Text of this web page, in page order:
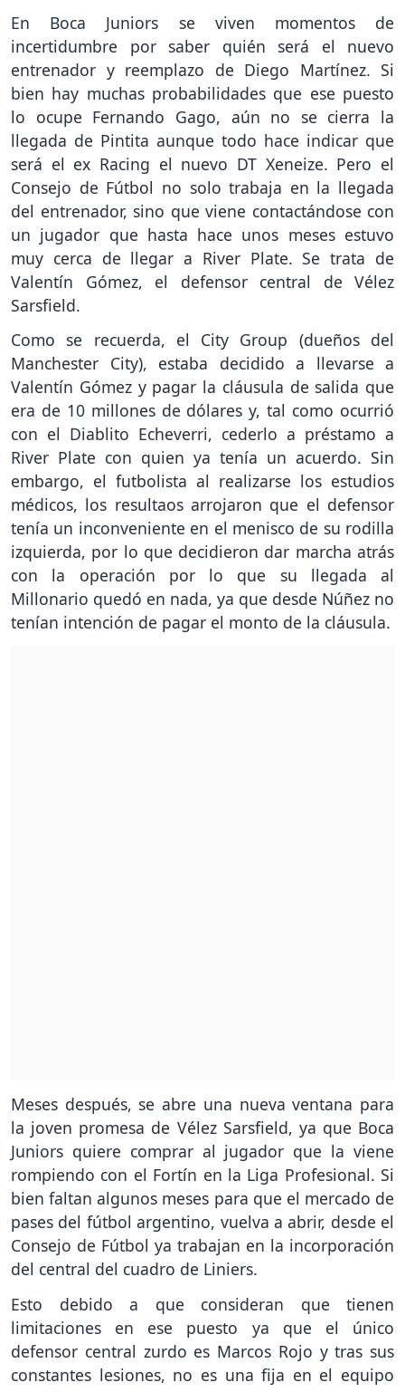
En Boca Juniors se viven momentos de
incertidumbre por saber quién será el nuevo
entrenador y reemplazo de Diego Martínez. Si
bien hay muchas probabilidades que ese puesto
lo ocupe Fernando Gago, aún no se cierra la
llegada de Pintita aunque todo hace indicar que
será el ex Racing el nuevo DT Xeneize. Pero el
Consejo de Fútbol no solo trabaja en la llegada
del entrenador, sino que viene contactándose con
un jugador que hasta hace unos meses estuvo
muy cerca de llegar a River Plate. Se trata de
Valentín Gómez, el defensor central de Vélez
Sarsfield.
Como se recuerda, el City Group (dueños del
Manchester City), estaba decidido a llevarse a
Valentín Gómez y pagar la cláusula de salida que
era de 10 millones de dólares y, tal como ocurrió
con el Diablito Echeverri, cederlo a préstamo a
River Plate con quien ya tenía un acuerdo. Sin
embargo, el futbolista al realizarse los estudios
médicos, los resultaos arrojaron que el defensor
tenía un inconveniente en el menisco de su rodilla
izquierda, por lo que decidieron dar marcha atrás
con la operación por lo que su llegada al
Millonario quedó en nada, ya que desde Núñez no
tenían intención de pagar el monto de la cláusula.
Meses después, se abre una nueva ventana para
la joven promesa de Vélez Sarsfield, ya que Boca
Juniors quiere comprar al jugador que la viene
rompiendo con el Fortín en la Liga Profesional. Si
bien faltan algunos meses para que el mercado de
pases del fútbol argentino, vuelva a abrir, desde el
Consejo de Fútbol ya trabajan en la incorporación
del central del cuadro de Liniers.
Esto debido a que consideran que tienen
limitaciones en ese puesto ya que el único
defensor central zurdo es Marcos Rojo y tras sus
constantes lesiones, no es una fija en el equipo